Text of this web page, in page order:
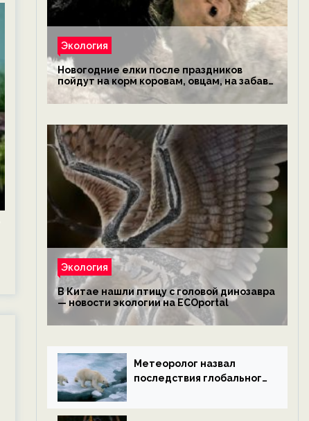
Экология
Новогодние елки после праздников
пойдут на корм коровам, овцам, на забаву
обезьянам, львам и леопардам — новости
экологии на ECOportal
Экология
В Китае нашли птицу с головой динозавра
— новости экологии на ECOportal
Метеоролог назвал
последствия глобального